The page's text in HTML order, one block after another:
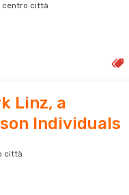
centro città
Linz, a
Individuals
città